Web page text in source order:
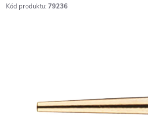
Kód produktu: 79236